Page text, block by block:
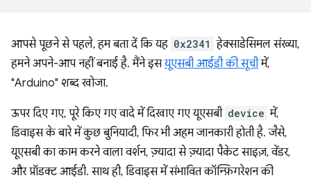
आपसे पूछने से पहले, हम बता दें कि यह 0x2341 हेक्साडेसिमल संख्या,
हमने अपने-आप नहीं बनाई है. मैंने इसयूएसबी आईडी की सूचीमें,
"Arduino" शब्द खोजा.
ऊपर दिए गए, पूरे किए गए वादे में दिखाए गए यूएसबी device में,
डिवाइस के बारे में कुछ बुनियादी, फिर भी अहम जानकारी होती है. जैसे,
यूएसबी का काम करने वाला वर्शन, ज़्यादा से ज़्यादा पैकेट साइज़, वेंडर,
और प्रॉडक्ट आईडी. साथ ही, डिवाइस में संभावित कॉन्फ़िगरेशन की